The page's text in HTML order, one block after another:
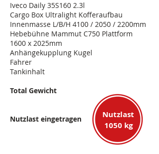
Iveco Daily 35S160 2.3l
Cargo Box Ultralight Kofferaufbau
Innenmasse L/B/H 4100 / 2050 / 2200mm
Hebebühne Mammut C750 Plattform
1600 x 2025mm
Anhängekupplung Kugel
Fahrer
Tankinhalt
Total Gewicht
Nutzlast eingetragen
Nutzlast
1050 kg